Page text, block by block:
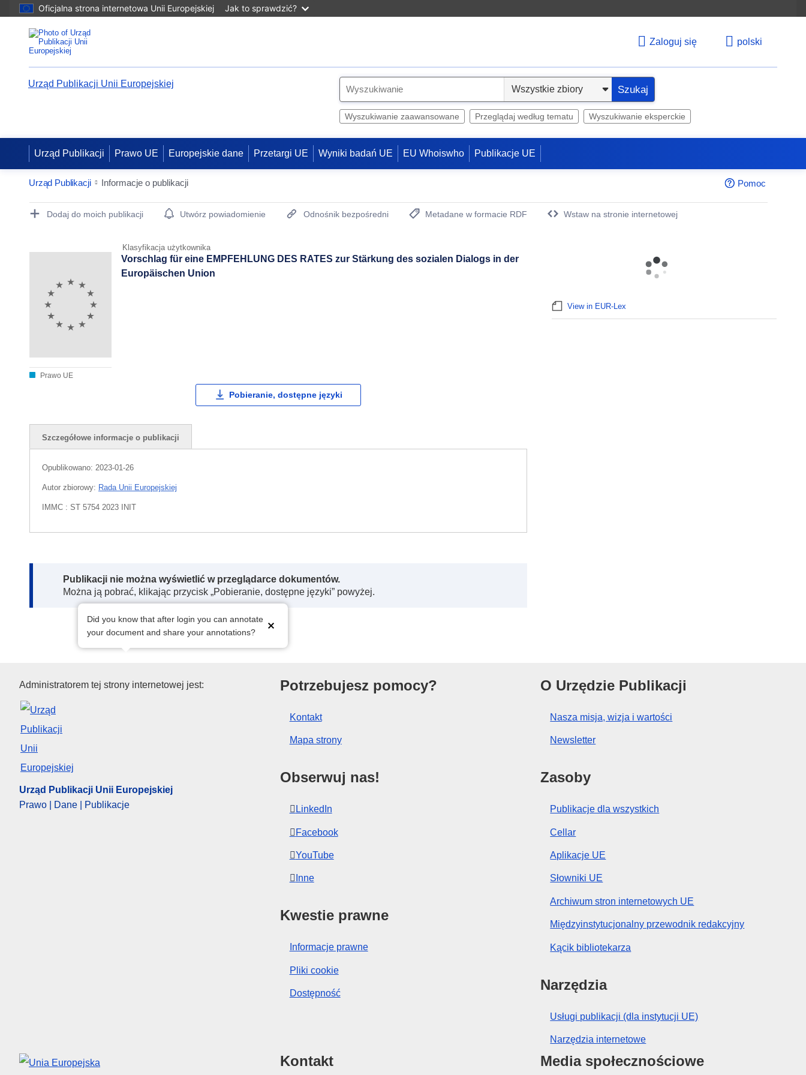
Oficjalna strona internetowa Unii Europejskiej Jak to sprawdzić?
Zaloguj się polski
Urząd Publikacji Unii Europejskiej
e
Szukaj
Wyszukiwanie zaawansowane Przeglądaj według tematu Wyszukiwanie eksperckie
Urząd Publikacji Prawo UE Europejskie dane Przetargi UE Wyniki badań UE EU Whoiswho Publikacje UE
Urząd Publikacji Informacje o publikacji Pomoc
Publication Detail Actions Portlet
Dodaj do moich publikacji Utwórz powiadomienie Odnośnik bezpośredni
Metadane w formacie RDF
Wstaw na stronie internetowej
Klasyfikacja użytkownika
Prawo UE
Vorschlag für eine EMPFEHLUNG DES RATES zur Stärkung des sozialen Dialogs in der
Europäischen Union
Pobieranie, dostępne języki
Szczegółowe informacje o publikacji
Opublikowano: 2023-01-26
Autor zbiorowy: Rada Unii Europejskiej
IMMC : ST 5754 2023 INIT
Note:
Publikacji nie można wyświetlić w przeglądarce dokumentów.
Można ją pobrać, klikając przycisk „Pobieranie, dostępne języki” powyżej.
Did you know that after login you can annotate
your document and share your annotations?
View in EUR-Lex
Urząd Publikacji Unii Europejskiej
Administratorem tej strony internetowej jest:
Urząd Publikacji Unii Europejskiej
Prawo | Dane | Publikacje
Potrzebujesz pomocy?
Kontakt
Mapa strony
Obserwuj nas!
LinkedIn
Facebook
YouTube
Inne
Kwestie prawne
Informacje prawne
Pliki cookie
Dostępność
O Urzędzie Publikacji
Nasza misja, wizja i wartości
Newsletter
Zasoby
Publikacje dla wszystkich
Cellar
Aplikacje UE
Słowniki UE
Archiwum stron internetowych UE
Międzyinstytucjonalny przewodnik redakcyjny
Kącik bibliotekarza
Narzędzia
Usługi publikacji (dla instytucji UE)
Narzędzia internetowe
Unia Europejska Kontakt Media społecznościowe